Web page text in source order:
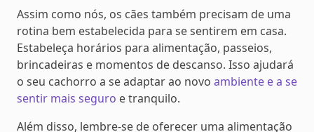
Assim como nós, os cães também precisam de uma
rotina bem estabelecida para se sentirem em casa.
Estabeleça horários para alimentação, passeios,
brincadeiras e momentos de descanso. Isso ajudará
o seu cachorro a se adaptar ao novo ambiente e a se
sentir mais seguro e tranquilo.
Além disso, lembre-se de oferecer uma alimentação